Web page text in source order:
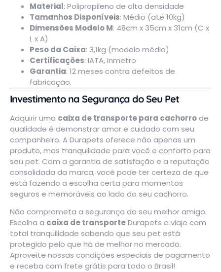
Material: Polipropileno de alta densidade
Tamanhos Disponíveis: Médio (até 10kg)
Dimensões Modelo M: 48cm x 35cm x 31cm (C x
L x A)
Peso da Caixa: 3,1kg (modelo médio)
Certificações: IATA, Inmetro
Garantia: 12 meses contra defeitos de
fabricação.
Investimento na Segurança do Seu Pet
Adquirir uma caixa de transporte para cachorrode
qualidade é demonstrar amor e cuidado com seu
companheiro. A Durapets oferece não apenas um
produto, mas tranquilidade para você e conforto para
seu pet. Com a garantia de satisfação e a reputação
consolidada da marca, você pode ter certeza de que
está fazendo a escolha certa para momentos
seguros e memoráveis ao lado do seu cachorro.
Não comprometa a segurança do seu melhor amigo.
Escolha a caixa de transporteDurapets e viaje com
total tranquilidade sabendo que seu pet está
protegido pelo que há de melhor no mercado.
Aproveite nossas condições especiais de pagamento
e receba com frete grátis para todo o Brasil!